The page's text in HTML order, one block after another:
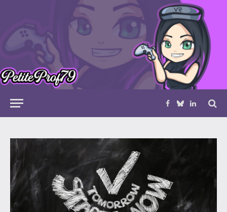
Facebook
BlueskyLinkedIn